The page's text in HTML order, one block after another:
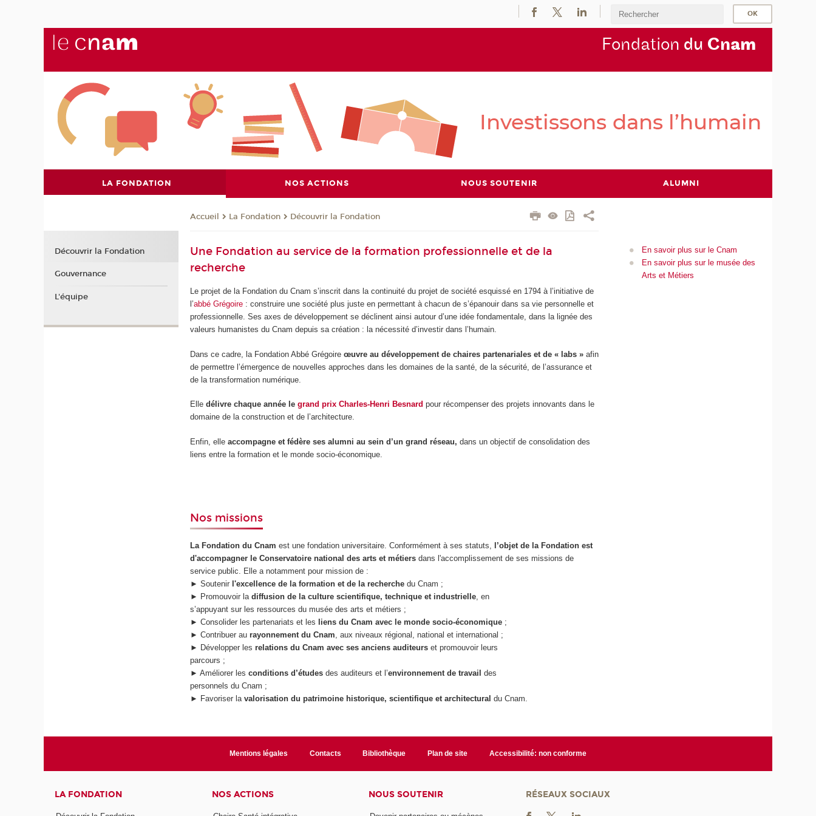
Fondation du Cnam
LA FONDATION NOS ACTIONS NOUS SOUTENIR ALUMNI
Accueil La Fondation Découvrir la Fondation
Une Fondation au service de la formation professionnelle et de la
recherche
Le projet de la Fondation du Cnam s’inscrit dans la continuité du projet de société esquissé en 1794 à l’initiative de
l’abbé Grégoire : construire une société plus juste en permettant à chacun de s’épanouir dans sa vie personnelle et
professionnelle. Ses axes de développement se déclinent ainsi autour d’une idée fondamentale, dans la lignée des
valeurs humanistes du Cnam depuis sa création : la nécessité d’investir dans l’humain.
Dans ce cadre, la Fondation Abbé Grégoireœuvre au développement de chaires partenariales et de « labs » afin
de permettre l’émergence de nouvelles approches dans les domaines de la santé, de la sécurité, de l’assurance et
de la transformation numérique.
Elledélivre chaque année le grand prix Charles-Henri Besnard pour récompenser des projets innovants dans le
domaine de la construction et de l’architecture.
Enfin, elleaccompagne et fédère ses alumni au sein d’un grand réseau,dans un objectif de consolidation des
liens entre la formation et le monde socio-économique.
Nos missions
La Fondation du Cnam est une fondation universitaire. Conformément à ses statuts,
l’objet de la Fondation est
d'accompagner le Conservatoire national des arts et métiers dans l'accomplissement de ses missions de
service public. Elle a notamment pour mission de :
► Soutenir l'excellence de la formation et de la recherchedu Cnam ;
► Promouvoir ladiffusion de la culture scientifique, technique et industrielle, en
s’appuyant sur les ressources du musée des arts et métiers ;
► Consolider les partenariats et les
liens du Cnam avec le monde socio-économique ;
► Contribuer aurayonnement du Cnam, aux niveaux régional, national et international ;
► Développer lesrelations du Cnam avec ses anciens auditeurs et promouvoir leurs
parcours ;
► Améliorer lesconditions d’études des auditeurs et l’environnement de travail des
personnels du Cnam ;
► Favoriser lavalorisation du patrimoine historique, scientifique et architectural du Cnam.
En savoir plus sur le Cnam
En savoir plus sur le musée des
Arts et Métiers
Découvrir la Fondation
Gouvernance
L'équipe
Mentions légales Contacts Bibliothèque Plan de site Accessibilité: non conforme
LA FONDATION NOS ACTIONS NOUS SOUTENIR RÉSEAUX SOCIAUX